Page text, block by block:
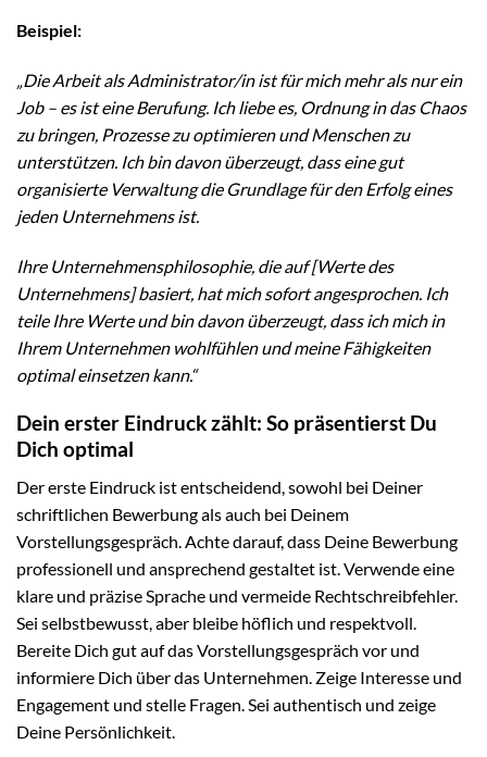
Beispiel:
„Die Arbeit als Administrator/in ist für mich mehr als nur ein
Job – es ist eine Berufung. Ich liebe es, Ordnung in das Chaos
zu bringen, Prozesse zu optimieren und Menschen zu
unterstützen. Ich bin davon überzeugt, dass eine gut
organisierte Verwaltung die Grundlage für den Erfolg eines
jeden Unternehmens ist.
Ihre Unternehmensphilosophie, die auf [Werte des
Unternehmens] basiert, hat mich sofort angesprochen. Ich
teile Ihre Werte und bin davon überzeugt, dass ich mich in
Ihrem Unternehmen wohlfühlen und meine Fähigkeiten
optimal einsetzen kann.“
Dein erster Eindruck zählt: So präsentierst Du
Dich optimal
Der erste Eindruck ist entscheidend, sowohl bei Deiner
schriftlichen Bewerbung als auch bei Deinem
Vorstellungsgespräch. Achte darauf, dass Deine Bewerbung
professionell und ansprechend gestaltet ist. Verwende eine
klare und präzise Sprache und vermeide Rechtschreibfehler.
Sei selbstbewusst, aber bleibe höflich und respektvoll.
Bereite Dich gut auf das Vorstellungsgespräch vor und
informiere Dich über das Unternehmen. Zeige Interesse und
Engagement und stelle Fragen. Sei authentisch und zeige
Deine Persönlichkeit.